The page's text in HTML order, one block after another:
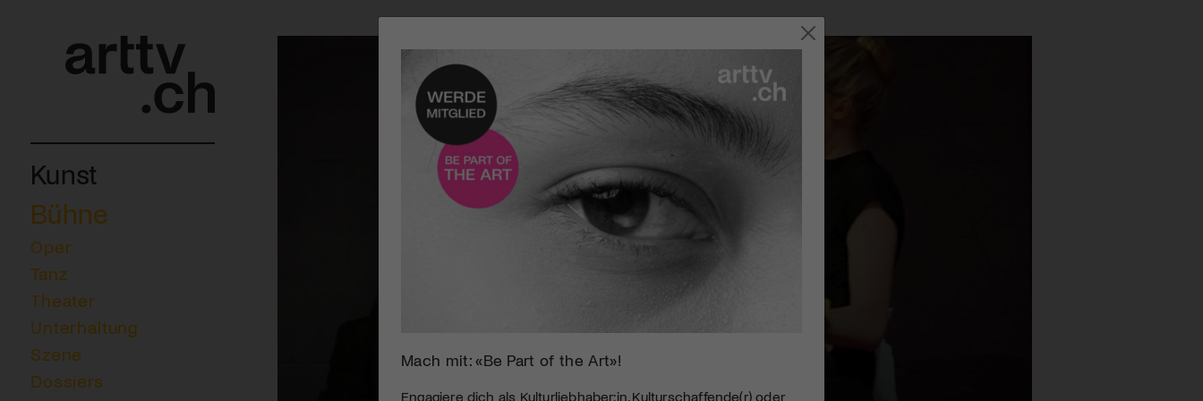
Kunst
Bühne
Oper
Tanz
Theater
Unterhaltung
Szene
Dossiers
Mach mit: «Be Part of the Art»!
Engagiere dich als Kulturliebhaber:in, Kulturschaffende(r) oder